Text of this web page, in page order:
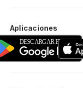
Aplicaciones